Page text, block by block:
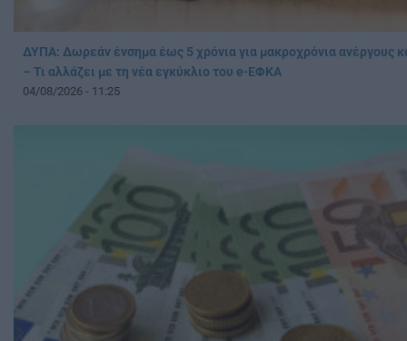
ΔΥΠΑ: Δωρεάν ένσημα έως 5 χρόνια για μακροχρόνια ανέργους
– Τι αλλάζει με τη νέα εγκύκλιο του e-ΕΦΚΑ
04/08/2026 - 11:25